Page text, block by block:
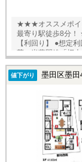
★★★オススメポイン
最寄り駅徒歩8分！ ★★★★★★★★★★★★★★★★★★★★★★★★
【利回り】 ●想定利回り10.02％ ●想定年収1200万円 【交通】 ●浅
値下がり 墨田区墨田